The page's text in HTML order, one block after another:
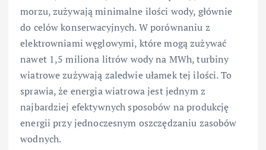
morzu, zużywają minimalne ilości wody, głównie
do celów konserwacyjnych. W porównaniu z
elektrowniami węglowymi, które mogą zużywać
nawet 1,5 miliona litrów wody na MWh, turbiny
wiatrowe zużywają zaledwie ułamek tej ilości. To
sprawia, że energia wiatrowa jest jednym z
najbardziej efektywnych sposobów na produkcję
energii przy jednoczesnym oszczędzaniu zasobów
wodnych.